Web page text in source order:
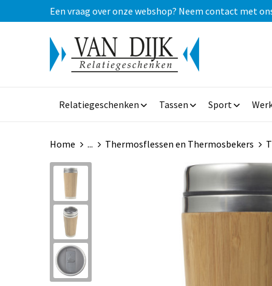
Een vraag over onze webshop? Neem contact met
Relatiegeschenken Tassen Sport
Home ... Thermosflessen en Thermosbekers